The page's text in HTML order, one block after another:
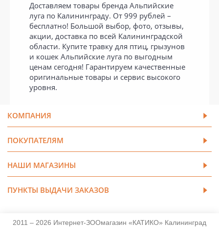
Доставляем товары бренда Альпийские
луга по Калининграду. От 999 рублей –
бесплатно! Большой выбор, фото, отзывы,
акции, доставка по всей Калининградской
области. Купите травку для птиц, грызунов
и кошек Альпийские луга по выгодным
ценам сегодня! Гарантируем качественные
оригинальные товары и сервис высокого
уровня.
КОМПАНИЯ
ПОКУПАТЕЛЯМ
НАШИ МАГАЗИНЫ
ПУНКТЫ ВЫДАЧИ ЗАКАЗОВ
2011 – 2026 Интернет-ЗООмагазин «КАТИКО» Калининград